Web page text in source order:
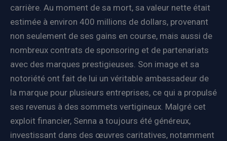
carrière. Au moment de sa mort, sa valeur nette était
estimée à environ 400 millions de dollars, provenant
non seulement de ses gains en course, mais aussi de
nombreux contrats de sponsoring et de partenariats
avec des marques prestigieuses. Son image et sa
notoriété ont fait de lui un véritable ambassadeur de
la marque pour plusieurs entreprises, ce qui a propulsé
ses revenus à des sommets vertigineux. Malgré cet
exploit financier, Senna a toujours été généreux,
investissant dans des œuvres caritatives, notamment